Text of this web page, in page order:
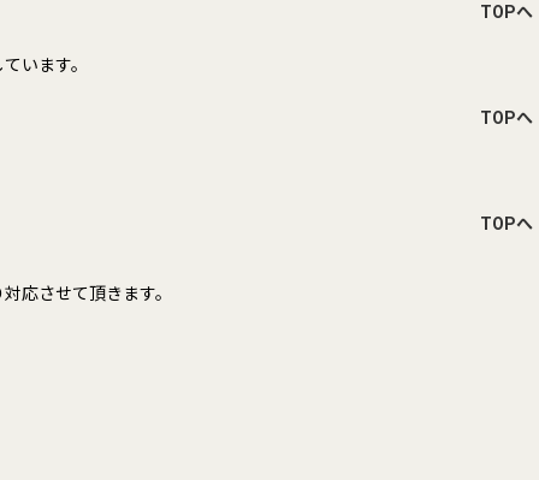
TOPへ
います。
TOPへ
TOPへ
応させて頂きます。